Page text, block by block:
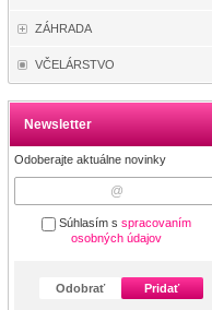
ZÁHRADA
VČELÁRSTVO
Newsletter
Odoberajte aktuálne novinky
Súhlasím sspracovaním
osobných údajov
Odobrať Pridať